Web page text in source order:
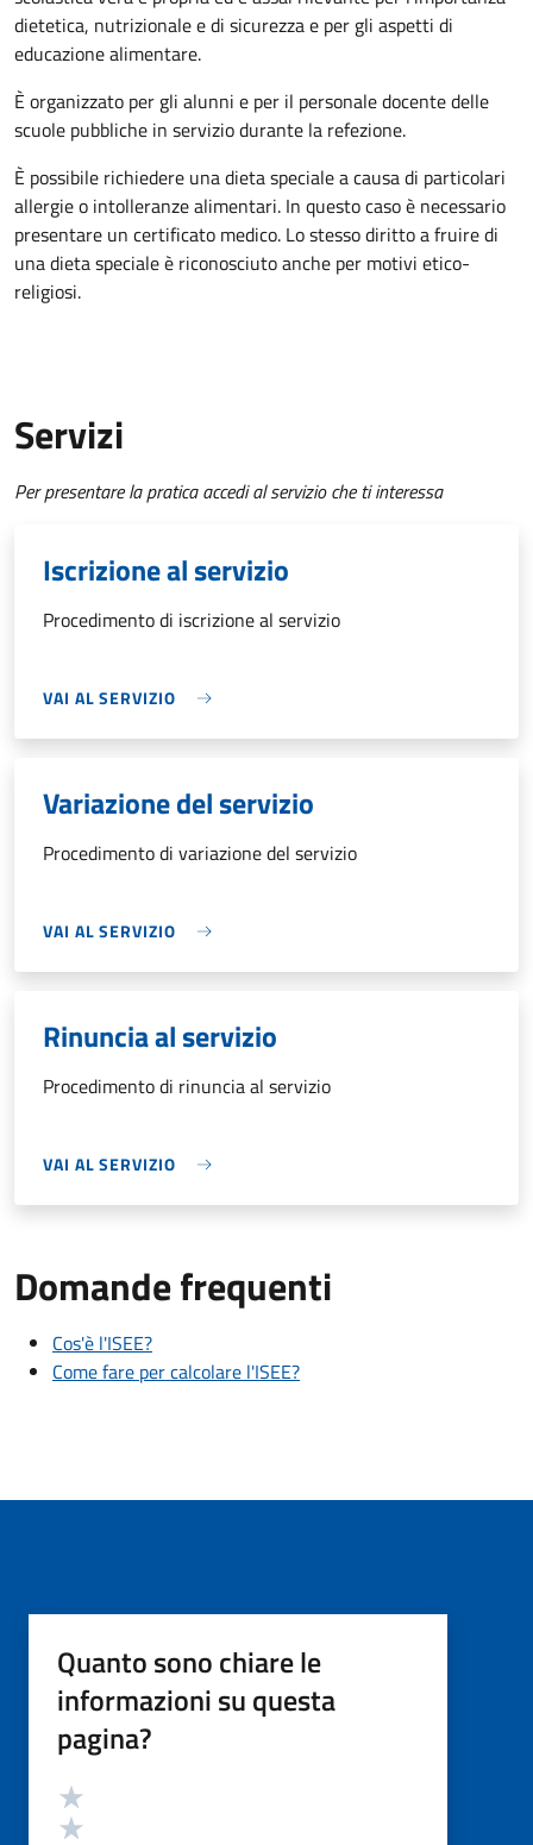
dietetica, nutrizionale e di sicurezza e per gli aspetti di
educazione alimentare.
È organizzato per gli alunni e per il personale docente delle
scuole pubbliche in servizio durante la refezione.
È possibile richiedere una dieta speciale a causa di particolari
allergie o intolleranze alimentari. In questo caso è necessario
presentare un certificato medico. Lo stesso diritto a fruire di
una dieta speciale è riconosciuto anche per motivi etico-
religiosi.
Servizi
Per presentare la pratica accedi al servizio che ti interessa
Iscrizione al servizio
Procedimento di iscrizione al servizio
VAI AL SERVIZIO
Variazione del servizio
Procedimento di variazione del servizio
VAI AL SERVIZIO
Rinuncia al servizio
Procedimento di rinuncia al servizio
VAI AL SERVIZIO
Domande frequenti
Cos'è l'ISEE?
Come fare per calcolare l'ISEE?
Quanto sono chiare le
informazioni su questa
pagina?
Valutazione